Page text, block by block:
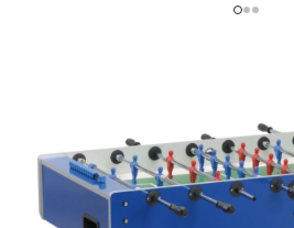
Voetbaltafel
SKU:GAR.20208 Merk:Garlando
NIEUW